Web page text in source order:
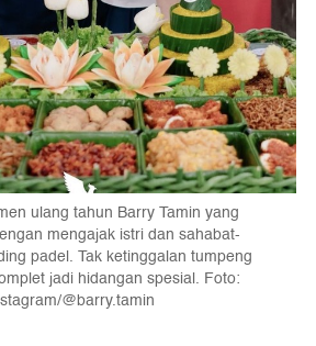
ulang tahun Barry Tamin yang
mengajak istri dan sahabat-
padel. Tak ketinggalan tumpeng
jadi hidangan spesial. Foto:
@barry.tamin